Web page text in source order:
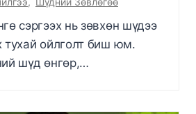
сэргээх нь зөвхөн шүдээ
тухай ойлголт биш юм.
шүд өнгөр,…